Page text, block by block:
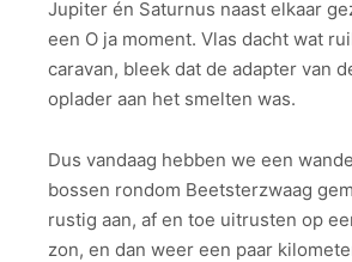
Jupiter én Saturnus naast elkaar
een O ja moment. Vlas dacht wat
caravan, bleek dat de adapter van
oplader aan het smelten was.
Dus vandaag hebben we een
bossen rondom Beetsterzwaag
rustig aan, af en toe uitrusten op
zon, en dan weer een paar